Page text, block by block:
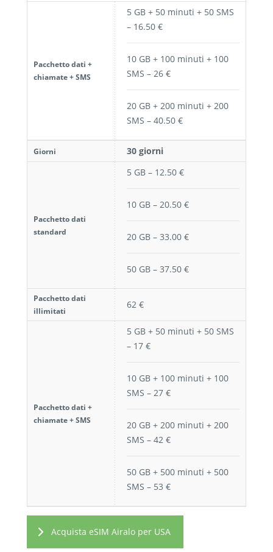
Pacchetto dati +
chiamate + SMS
5 GB + 50 minuti + 50 SMS
– 16.50 €
10 GB + 100 minuti + 100
SMS – 26 €
20 GB + 200 minuti + 200
SMS – 40.50 €
Giorni 30 giorni
Pacchetto dati
standard
5 GB – 12.50 €
10 GB – 20.50 €
20 GB – 33.00 €
50 GB – 37.50 €
Pacchetto dati
illimitati
62 €
Pacchetto dati +
chiamate + SMS
5 GB + 50 minuti + 50 SMS
– 17 €
10 GB + 100 minuti + 100
SMS – 27 €
20 GB + 200 minuti + 200
SMS – 42 €
50 GB + 500 minuti + 500
SMS – 53 €
Acquista eSIM Airalo per USA